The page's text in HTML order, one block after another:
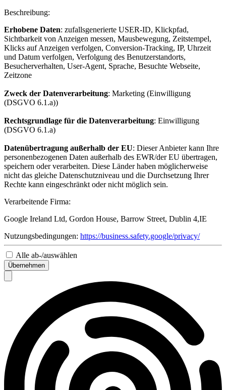
Beschreibung:
Erhobene Daten: zufallsgenerierte USER-ID, Klickpfad,
Sichtbarkeit von Anzeigen messen, Mausbewegung, Zeitstempel,
Klicks auf Anzeigen verfolgen, Conversion-Tracking, IP, Uhrzeit
und Datum verfolgen, Verfolgung des Benutzerstandorts,
Besucherverhalten, User-Agent, Sprache, Besuchte Webseite,
Zeitzone
Zweck der Datenverarbeitung: Marketing (Einwilligung
(DSGVO 6.1.a))
Rechtsgrundlage für die Datenverarbeitung: Einwilligung
(DSGVO 6.1.a)
Datenübertragung außerhalb der EU: Dieser Anbieter kann Ihre
personenbezogenen Daten außerhalb des EWR/der EU übertragen,
speichern oder verarbeiten. Diese Länder haben möglicherweise
nicht das gleiche Datenschutzniveau und die Durchsetzung Ihrer
Rechte kann eingeschränkt oder nicht möglich sein.
Verarbeitende Firma:
Google Ireland Ltd, Gordon House, Barrow Street, Dublin 4,IE
Nutzungsbedingungen: https://business.safety.google/privacy/
Alle ab-/auswählen
Übernehmen